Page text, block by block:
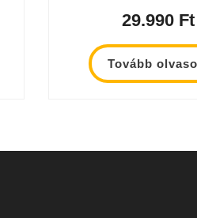
29.990 Ft
Tovább